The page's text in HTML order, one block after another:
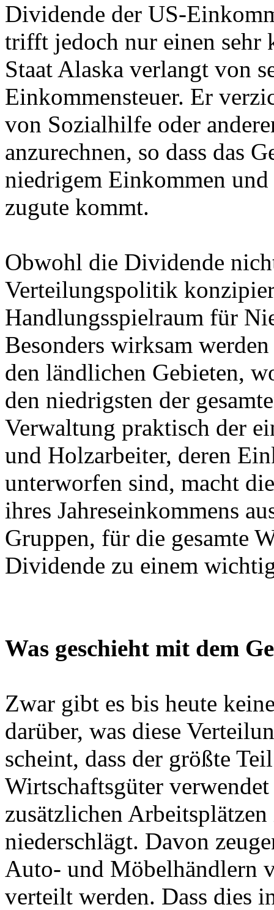
Dividende der US-
trifft jedoch nur einen sehr
Staat Alaska verlangt von
Einkommensteuer. Er
von Sozialhilfe oder
anzurechnen, so dass das
niedrigem Einkommen
zugute kommt.
Obwohl die Dividende
Verteilungspolitik
Handlungsspielraum für
Besonders wirksam
den ländlichen Gebieten,
den niedrigsten der
Verwaltung praktisch der
und Holzarbeiter, deren
unterworfen sind, macht
ihres Jahreseinkommens
Gruppen, für die gesamte
Dividende zu einem
Was geschieht mit dem
Zwar gibt es bis heute
darüber, was diese
scheint, dass der größte
Wirtschaftsgüter
zusätzlichen
niederschlägt. Davon
Auto- und Möbelhändlern
verteilt werden. Dass dies